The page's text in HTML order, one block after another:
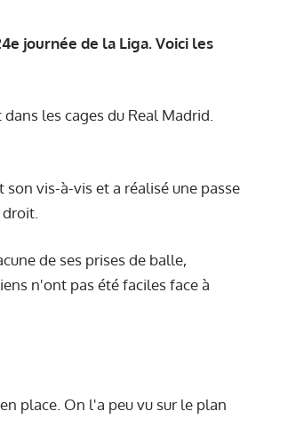
journée de la Liga. Voici les
les cages du Real Madrid.
vis-à-vis et a réalisé une passe
de ses prises de balle,
n'ont pas été faciles face à
place. On l'a peu vu sur le plan